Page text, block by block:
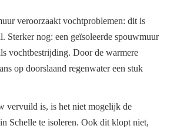
veroorzaakt vochtproblemen: dit is
Sterker nog: een geïsoleerde spouwmuur
vochtbestrijding. Door de warmere
op doorslaand regenwater een stuk
vervuild is, is het niet mogelijk de
Schelle te isoleren. Ook dit klopt niet,